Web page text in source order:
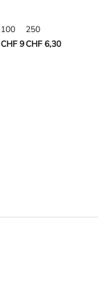
100
250
CHF 9CHF 6,30